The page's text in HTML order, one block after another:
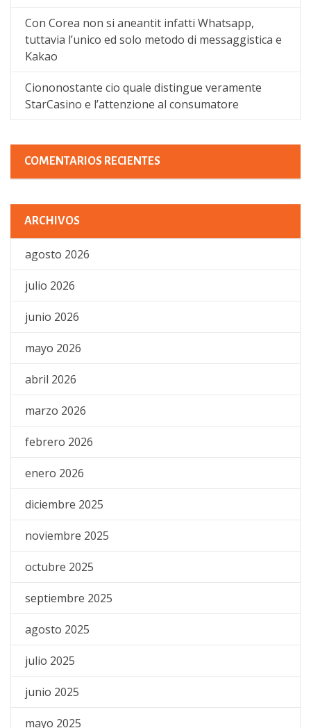
Con Corea non si aneantit infatti Whatsapp,
tuttavia l’unico ed solo metodo di messaggistica e
Kakao
Ciononostante cio quale distingue veramente
StarCasino e l’attenzione al consumatore
COMENTARIOS RECIENTES
ARCHIVOS
agosto 2026
julio 2026
junio 2026
mayo 2026
abril 2026
marzo 2026
febrero 2026
enero 2026
diciembre 2025
noviembre 2025
octubre 2025
septiembre 2025
agosto 2025
julio 2025
junio 2025
mayo 2025